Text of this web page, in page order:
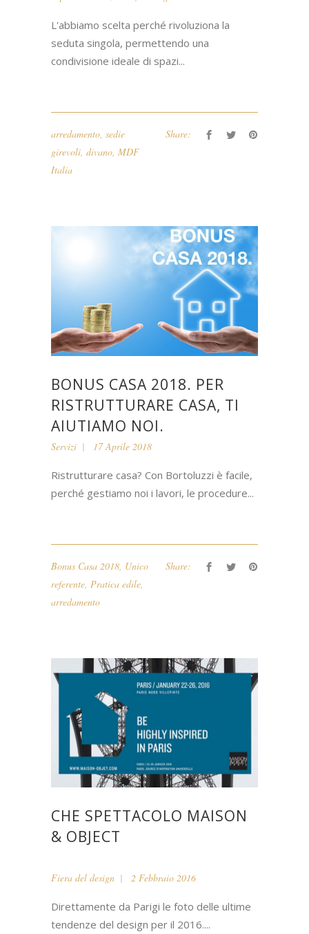
L'abbiamo scelta perché rivoluziona la
seduta singola, permettendo una
condivisione ideale di spazi...
arredamento, sedie
girevoli, divano, MDF
Italia
Share:
BONUS CASA 2018. PER
RISTRUTTURARE CASA, TI
AIUTIAMO NOI.
Servizi 17 Aprile 2018
Ristrutturare casa? Con Bortoluzzi è facile,
perché gestiamo noi i lavori, le procedure...
Bonus Casa 2018 Unico
referente Pratica edile
arredamento
Share:
CHE SPETTACOLO MAISON
& OBJECT
Fiera del design 2 Febbraio 2016
Direttamente da Parigi le foto delle ultime
tendenze del design per il 2016....